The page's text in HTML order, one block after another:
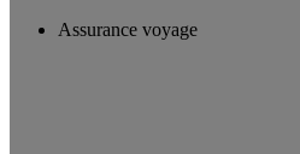
Assurance voyage